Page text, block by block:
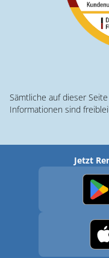
Sämtliche auf dieser
Informationen sind
Jetzt